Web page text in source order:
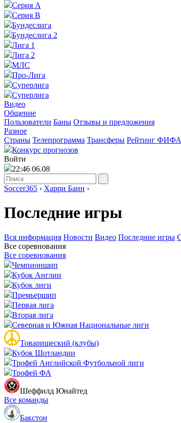
Серия А
Серия B
Бундеслига
Бундеслига 2
Лига 1
Лига 2
МЛС
Про-Лига
Суперлига
Суперлига
Видео
Общение
Пользователи Баны Отзывы и предложения
Разное
Страны Телепрограмма Трансферы Рейтинг ФИФА
Конкурс прогнозов
Войти
22:46 06.08
Soccer365 › Харри Банн ›
Последние игры
Вся информация Новости Видео Последние игры
Все соревнования
Все соревнования
Чемпионшип
Кубок Англии
Кубок лиги
Премьершип
Первая лига
Вторая лига
Северная и Южная Национальные лиги
Товарищеский (клубы)
Кубок Шотландии
Трофей Английской Футбольной лиги
Трофей ФА
Шеффилд Юнайтед
Все команды
Бакстон